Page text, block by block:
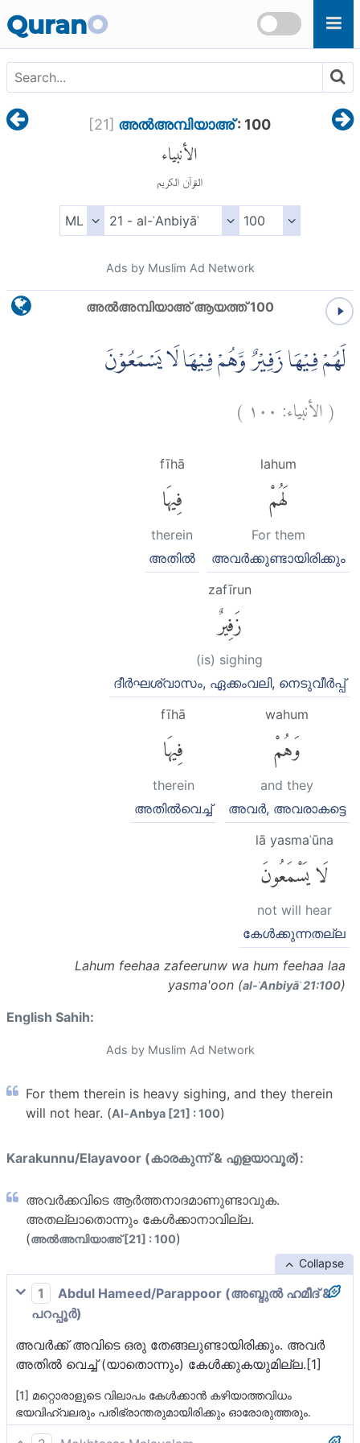
QuranO
[21] അല്‍അമ്പിയാഅ്: 100
الأنبياء
القرآن الكريم
Ads by Muslim Ad Network
അല്‍അമ്പിയാഅ് ആയത്ത് 100
لَهُمْ فِيْهَا زَفِيْرٌ وَّهُمْ فِيْهَا لَا يَسْمَعُوْنَ
(الأنبياء: ١٠٠ )
lahum
لَهُمْ
For them
അവര്‍ക്കുണ്ടായിരിക്കും
fīhā
فِيهَا
therein
അതില്‍
zafīrun
زَفِيرٌ
(is) sighing
ദീര്‍ഘശ്വാസം, ഏക്കംവലി, നെടുവീര്‍പ്പ്
wahum
وَهُمْ
and they
അവര്‍, അവരാകട്ടെ
fīhā
فِيهَا
therein
അതില്‍വെച്ച്
lā yasmaʿūna
لَا يَسْمَعُونَ
not will hear
കേള്‍ക്കുന്നതല്ല
Lahum feehaa zafeerunw wa hum feehaa laa
yasma'oon (al-ʾAnbiyāʾ 21:100)
English Sahih:
Ads by Muslim Ad Network
For them therein is heavy sighing, and they therein
will not hear. (Al-Anbya [21] : 100)
Karakunnu/Elayavoor (കാരകുന്ന് & എളയാവൂര്):
അവര്‍ക്കവിടെ ആര്‍ത്തനാദമാണുണ്ടാവുക.
അതല്ലാതൊന്നും കേള്‍ക്കാനാവില്ല.
(അല്‍അമ്പിയാഅ് [21] : 100)
Collapse
1
Abdul Hameed/Parappoor (അബ്ദുല്‍ ഹമീദ് &
പറപ്പൂര്‍)
അവര്‍ക്ക് അവിടെ ഒരു തേങ്ങലുണ്ടായിരിക്കും. അവര്‍
അതില്‍ വെച്ച് (യാതൊന്നും) കേള്‍ക്കുകയുമില്ല.[1]
[1] മറ്റൊരാളുടെ വിലാപം കേള്‍ക്കാന്‍ കഴിയാത്തവിധം
ഭയവിഹ്വലരും പരിഭ്രാന്തരുമായിരിക്കും ഓരോരുത്തരും.